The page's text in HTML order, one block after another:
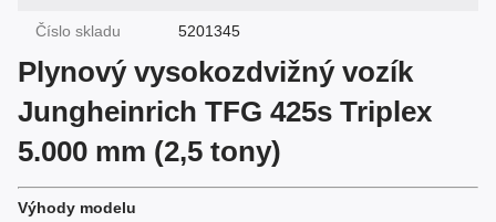
Číslo skladu 5201345
Plynový vysokozdvižný vozík
Jungheinrich TFG 425s Triplex
5.000 mm (2,5 tony)
Výhody modelu